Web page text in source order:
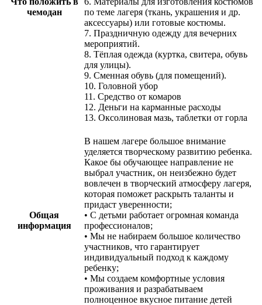
чемодан
по теме лагеря (ткань, украшения и др.
аксессуары) или готовые костюмы.
7. Праздничную одежду для вечерних
мероприятий.
8. Тёплая одежда (куртка, свитера, обувь
для улицы).
9. Сменная обувь (для помещений).
10. Головной убор
11. Средство от комаров
12. Деньги на карманные расходы
13. Оксолиновая мазь, таблетки от горла
Общая
информация
В нашем лагере большое внимание
уделяется творческому развитию ребенка.
Какое бы обучающее направление не
выбрал участник, он неизбежно будет
вовлечен в творческий атмосферу лагеря,
которая поможет раскрыть таланты и
придаст уверенности;
• С детьми работает огромная команда
профессионалов;
• Мы не набираем большое количество
участников, что гарантирует
индивидуальный подход к каждому
ребенку;
• Мы создаем комфортные условия
проживания и разрабатываем
полноценное вкусное питание детей